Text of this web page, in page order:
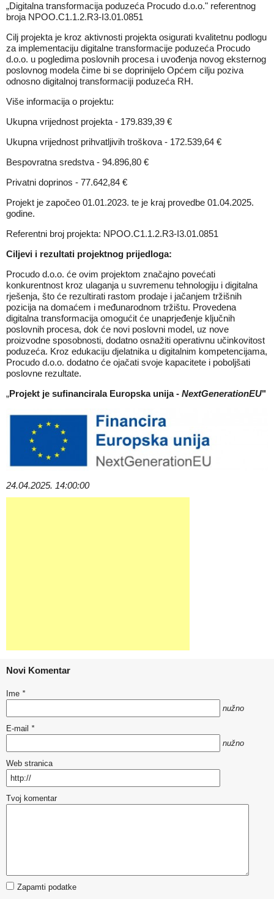
„Digitalna transformacija poduzeća Procudo d.o.o." referentnog
broja NPOO.C1.1.2.R3-I3.01.0851
Cilj projekta je kroz aktivnosti projekta osigurati kvalitetnu podlogu
za implementaciju digitalne transformacije poduzeća Procudo
d.o.o. u pogledima poslovnih procesa i uvođenja novog eksternog
poslovnog modela čime bi se doprinijelo Općem cilju poziva
odnosno digitalnoj transformaciji poduzeća RH.
Više informacija o projektu:
Ukupna vrijednost projekta - 179.839,39 €
Ukupna vrijednost prihvatljivih troškova - 172.539,64 €
Bespovratna sredstva - 94.896,80 €
Privatni doprinos - 77.642,84 €
Projekt je započeo 01.01.2023. te je kraj provedbe 01.04.2025.
godine.
Referentni broj projekta: NPOO.C1.1.2.R3-I3.01.0851
Ciljevi i rezultati projektnog prijedloga:
Procudo d.o.o. će ovim projektom značajno povećati
konkurentnost kroz ulaganja u suvremenu tehnologiju i digitalna
rješenja, što će rezultirati rastom prodaje i jačanjem tržišnih
pozicija na domaćem i međunarodnom tržištu. Provedena
digitalna transformacija omogućit će unaprjeđenje ključnih
poslovnih procesa, dok će novi poslovni model, uz nove
proizvodne sposobnosti, dodatno osnažiti operativnu učinkovitost
poduzeća. Kroz edukaciju djelatnika u digitalnim kompetencijama,
Procudo d.o.o. dodatno će ojačati svoje kapacitete i poboljšati
poslovne rezultate.
„Projekt je sufinancirala Europska unija - NextGenerationEU"
24.04.2025. 14:00:00
Novi Komentar
Ime *
nužno
E-mail *
nužno
Web stranica
Tvoj komentar
Zapamti podatke